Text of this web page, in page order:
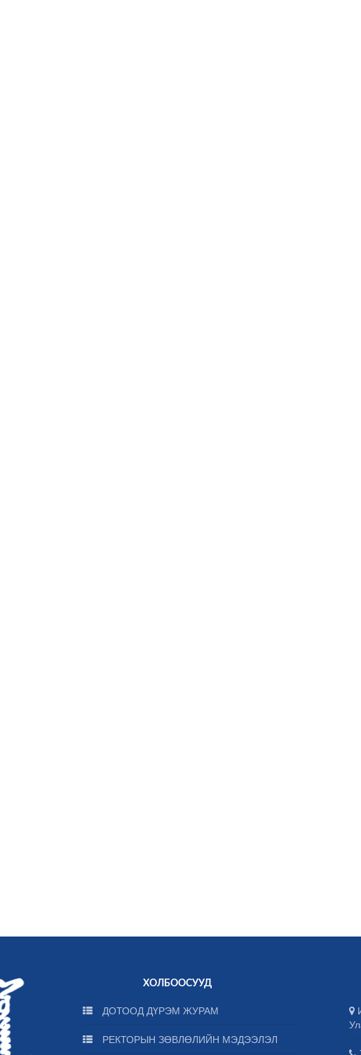
ХОЛБООСУУД
ДОТООД ДҮРЭМ ЖУРАМ
РЕКТОРЫН ЗӨВЛӨЛИЙН МЭДЭЭЛЭЛ